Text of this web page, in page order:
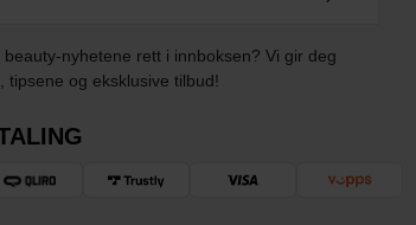
nyhetene rett i innboksen? Vi gir deg
tipsene og eksklusive tilbud!